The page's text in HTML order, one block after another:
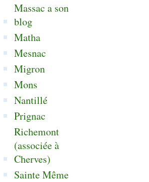
Massac a son
blog
Matha
Mesnac
Migron
Mons
Nantillé
Prignac
Richemont
(associée à
Cherves)
Sainte Même